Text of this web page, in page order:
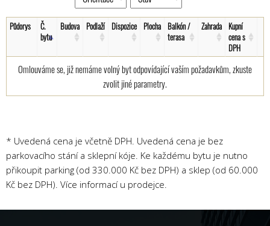
Půdorys
Č.
bytu
Budova Podlaží Dispozice Plocha Balkón /
terasa
Zahrada Kupní
cena s
DPH
Omlouváme se, již nemáme volný byt odpovídající vaším požadavkům, zkuste
zvolit jiné parametry.
* Uvedená cena je včetně DPH. Uvedená cena je bez
parkovacího stání a sklepní kóje. Ke každému bytu je nutno
přikoupit parking (od 330.000 Kč bez DPH) a sklep (od 60.000
Kč bez DPH). Více informací u prodejce.